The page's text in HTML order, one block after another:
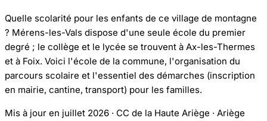
Quelle scolarité pour les enfants de ce village de montagne
? Mérens-les-Vals dispose d'une seule école du premier
degré ; le collège et le lycée se trouvent à Ax-les-Thermes
et à Foix. Voici l'école de la commune, l'organisation du
parcours scolaire et l'essentiel des démarches (inscription
en mairie, cantine, transport) pour les familles.
Mis à jour en juillet 2026 · CC de la Haute Ariège · Ariège